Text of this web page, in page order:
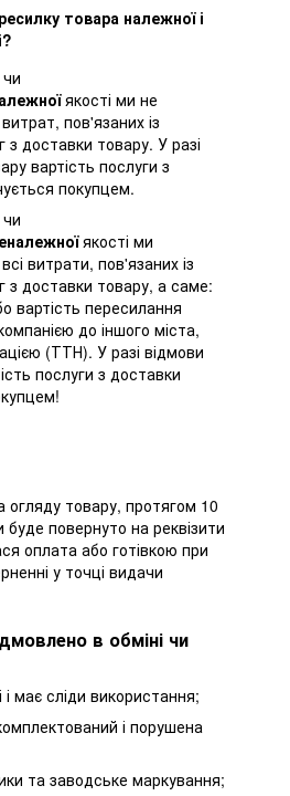
товара належної і
якості ми не
пов'язаних із
з доставки товару. У разі
вартість послуги з
покупцем.
якості ми
витрати, пов'язаних із
з доставки товару, а саме:
вартість пересилання
до іншого міста,
(ТТН). У разі відмови
послуги з доставки
огляду товару, протягом 10
повернуто на реквізити
оплата або готівкою при
у точці видачи
в обміні чи
має сліди використання;
і порушена
та заводське маркування;